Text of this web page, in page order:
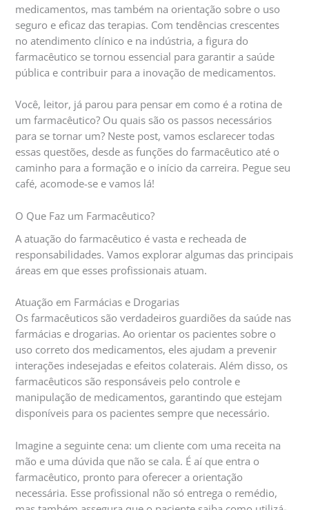
medicamentos, mas também na orientação sobre o uso
seguro e eficaz das terapias. Com tendências crescentes
no atendimento clínico e na indústria, a figura do
farmacêutico se tornou essencial para garantir a saúde
pública e contribuir para a inovação de medicamentos.
Você, leitor, já parou para pensar em como é a rotina de
um farmacêutico? Ou quais são os passos necessários
para se tornar um? Neste post, vamos esclarecer todas
essas questões, desde as funções do farmacêutico até o
caminho para a formação e o início da carreira. Pegue seu
café, acomode-se e vamos lá!
O Que Faz um Farmacêutico?
A atuação do farmacêutico é vasta e recheada de
responsabilidades. Vamos explorar algumas das principais
áreas em que esses profissionais atuam.
Atuação em Farmácias e Drogarias
Os farmacêuticos são verdadeiros guardiões da saúde nas
farmácias e drogarias. Ao orientar os pacientes sobre o
uso correto dos medicamentos, eles ajudam a prevenir
interações indesejadas e efeitos colaterais. Além disso, os
farmacêuticos são responsáveis pelo controle e
manipulação de medicamentos, garantindo que estejam
disponíveis para os pacientes sempre que necessário.
Imagine a seguinte cena: um cliente com uma receita na
mão e uma dúvida que não se cala. É aí que entra o
farmacêutico, pronto para oferecer a orientação
necessária. Esse profissional não só entrega o remédio,